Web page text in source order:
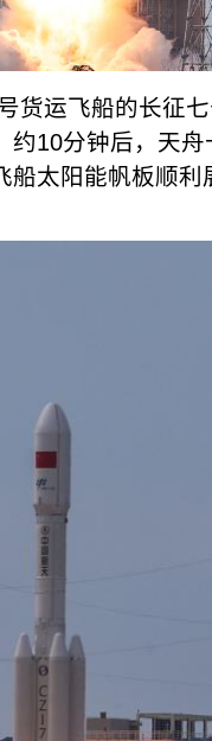
货运飞船的长征
约10分钟后，天
船太阳能帆板顺